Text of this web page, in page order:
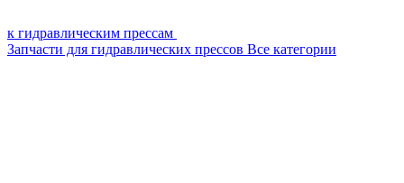
к гидравлическим прессам
Запчасти для гидравлических прессов Все категории